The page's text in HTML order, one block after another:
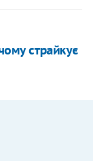
страйкує